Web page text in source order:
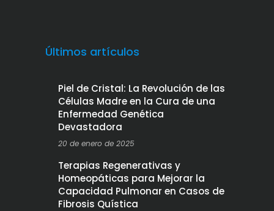
Últimos artículos
Piel de Cristal: La Revolución de las
Células Madre en la Cura de una
Enfermedad Genética
Devastadora
20 de enero de 2025
Terapias Regenerativas y
Homeopáticas para Mejorar la
Capacidad Pulmonar en Casos de
Fibrosis Quística